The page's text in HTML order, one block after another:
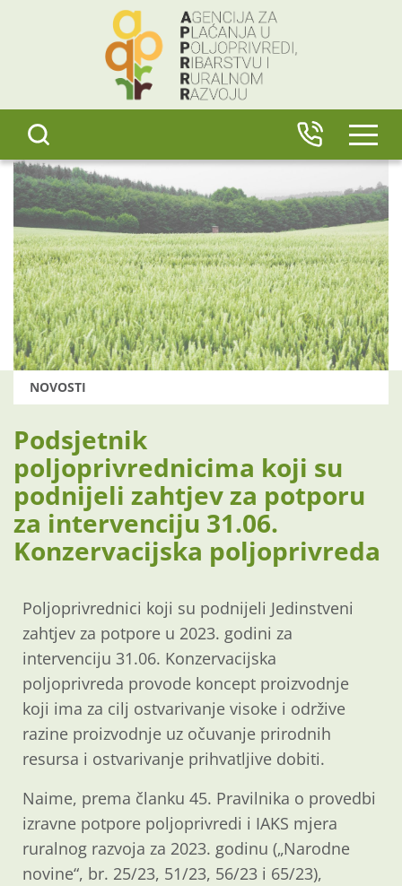
NOVOSTI
Podsjetnik
poljoprivrednicima koji su
podnijeli zahtjev za potporu
za intervenciju 31.06.
Konzervacijska poljoprivreda
Poljoprivrednici koji su podnijeli Jedinstveni
zahtjev za potpore u 2023. godini za
intervenciju 31.06. Konzervacijska
poljoprivreda provode koncept proizvodnje
koji ima za cilj ostvarivanje visoke i održive
razine proizvodnje uz očuvanje prirodnih
resursa i ostvarivanje prihvatljive dobiti.
Naime, prema članku 45. Pravilnika o provedbi
izravne potpore poljoprivredi i IAKS mjera
ruralnog razvoja za 2023. godinu („Narodne
novine“, br. 25/23, 51/23, 56/23 i 65/23),